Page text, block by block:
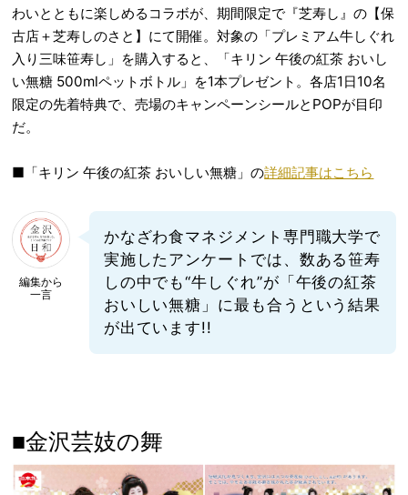
わいとともに楽しめるコラボが、期間限定で『芝寿し』の【保
古店＋芝寿しのさと】にて開催。対象の「プレミアム牛しぐれ
入り三味笹寿し」を購入すると、「キリン 午後の紅茶 おいし
い無糖 500mlペットボトル」を1本プレゼント。各店1日10名
限定の先着特典で、売場のキャンペーンシールとPOPが目印
だ。
■「キリン 午後の紅茶 おいしい無糖」の詳細記事はこちら
編集から
一言
かなざわ食マネジメント専門職大学で
実施したアンケートでは、数ある笹寿
しの中でも“牛しぐれ”が「午後の紅茶
おいしい無糖」に最も合うという結果
が出ています!!
■金沢芸妓の舞